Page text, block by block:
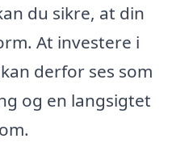
du sikre, at din
At investere i
derfor ses som
og en langsigtet